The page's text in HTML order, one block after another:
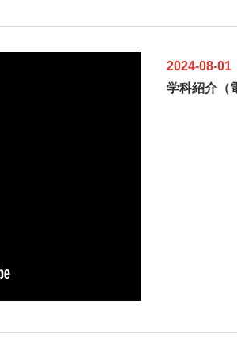
2024-08-01
学科紹介（